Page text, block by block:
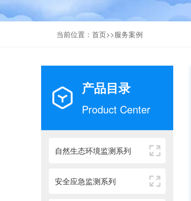
当前位置： 首页>>服务案例
产品目录
Product Center
自然生态环境监测系列
安全应急监测系列